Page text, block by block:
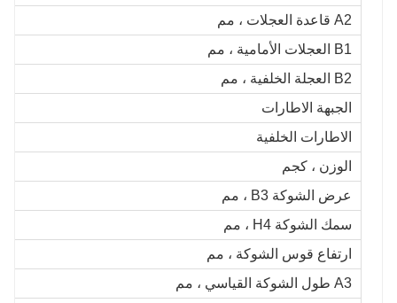
A2 قاعدة العجلات ، مم
B1 العجلات الأمامية ، مم
B2 العجلة الخلفية ، مم
الجبهة الاطارات
الاطارات الخلفية
الوزن ، كجم
عرض الشوكة B3 ، مم
سمك الشوكة H4 ، مم
ارتفاع قوس الشوكة ، مم
A3 طول الشوكة القياسي ، مم